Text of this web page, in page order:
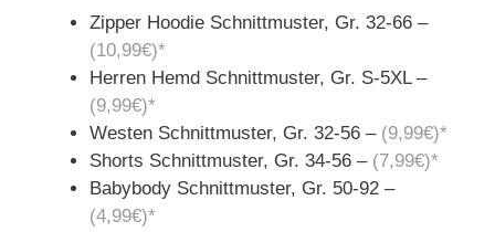
Zipper Hoodie Schnittmuster, Gr. 32-66 –
(10,99€)*
Herren Hemd Schnittmuster, Gr. S-5XL –
(9,99€)*
Westen Schnittmuster, Gr. 32-56 –(9,99€)*
Shorts Schnittmuster, Gr. 34-56 –(7,99€)*
Babybody Schnittmuster, Gr. 50-92 –
(4,99€)*